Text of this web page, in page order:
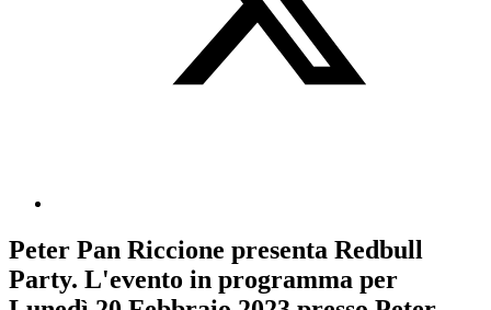
Peter Pan Riccione presenta Redbull
Party. L'evento in programma per